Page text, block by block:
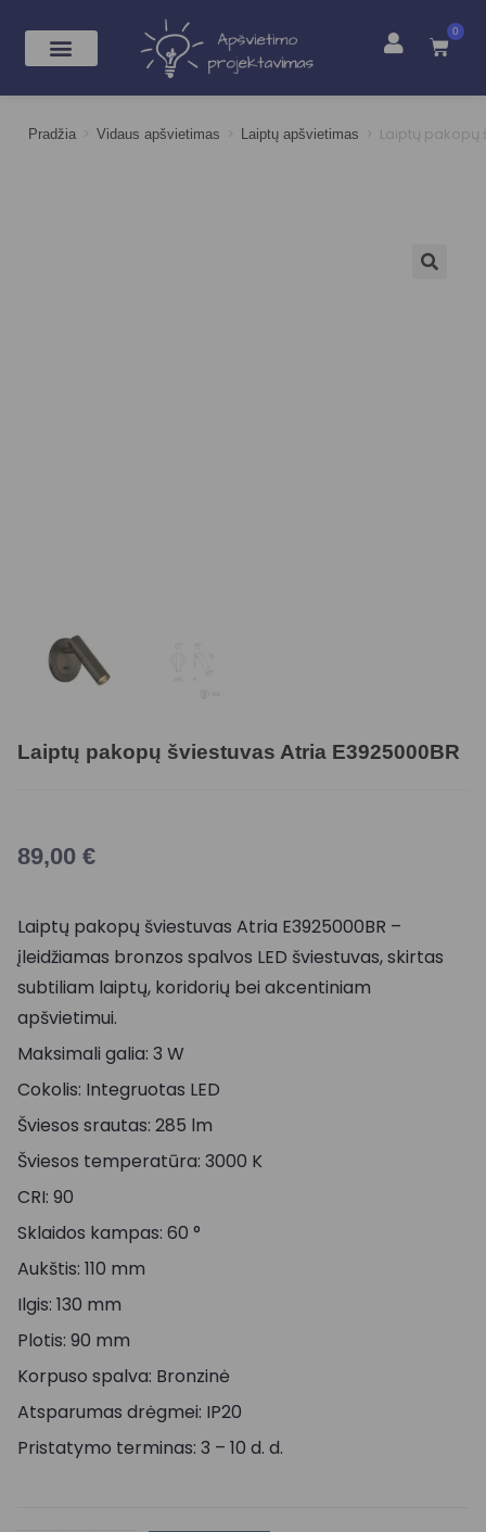
0
Pradžia > Vidaus apšvietimas > Laiptų apšvietimas > Laiptų pakopų
Laiptų pakopų šviestuvas Atria E3925000BR
89,00 €
Laiptų pakopų šviestuvas Atria E3925000BR –
įleidžiamas bronzos spalvos LED šviestuvas, skirtas
subtiliam laiptų, koridorių bei akcentiniam
apšvietimui.
Maksimali galia: 3 W
Cokolis: Integruotas LED
Šviesos srautas: 285 lm
Šviesos temperatūra: 3000 K
CRI: 90
Sklaidos kampas: 60 °
Aukštis: 110 mm
Ilgis: 130 mm
Plotis: 90 mm
Korpuso spalva: Bronzinė
Atsparumas drėgmei: IP20
Pristatymo terminas: 3 – 10 d. d.